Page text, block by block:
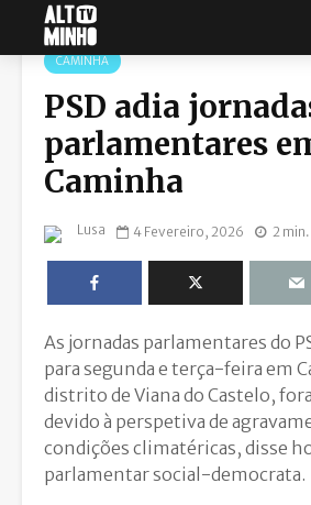
CAMINHA
PSD adia
parlamentares
Caminha
Lusa 4 Fevereiro, 2026 2
As jornadas parlamentares do
para segunda e terça-feira em
distrito de Viana do Castelo,
devido à perspetiva de
condições climatéricas, disse
parlamentar social-democrata.